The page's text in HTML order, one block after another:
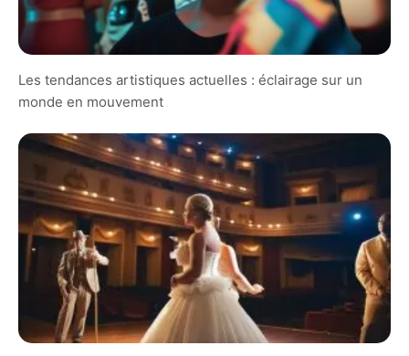
Les tendances artistiques actuelles : éclairage sur un
monde en mouvement